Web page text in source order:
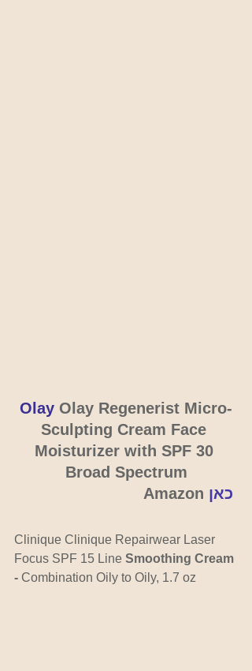
Olay Olay Regenerist Micro-
Sculpting Cream Face
Moisturizer with SPF 30
Broad Spectrum
Amazon כאן
Clinique Clinique Repairwear Laser
Focus SPF 15 Line Smoothing Cream
- Combination Oily to Oily, 1.7 oz